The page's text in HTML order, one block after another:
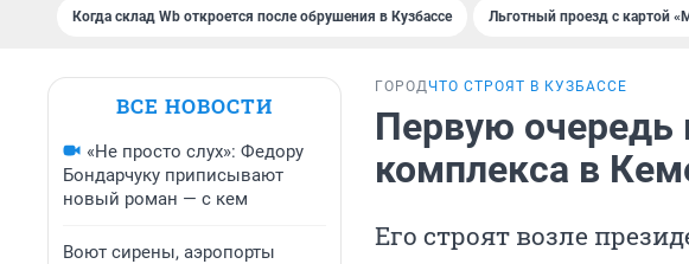
Когда склад Wb откроется после обрушения в Кузбассе Льготный проезд с картой
ВСЕ НОВОСТИ
«Не просто слух»: Федору
Бондарчуку приписывают
новый роман — с кем
Воют сирены, аэропорты
ГОРОДЧТО СТРОЯТ В КУЗБАССЕ
Первую очередь
комплекса в
Его строят возле